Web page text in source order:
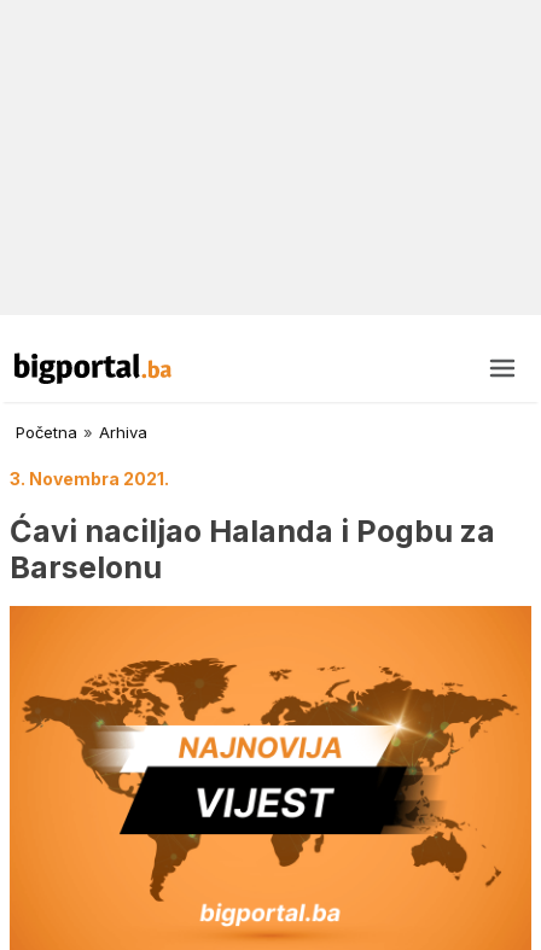
Početna » Arhiva
3. Novembra 2021.
Ćavi naciljao Halanda i Pogbu za
Barselonu